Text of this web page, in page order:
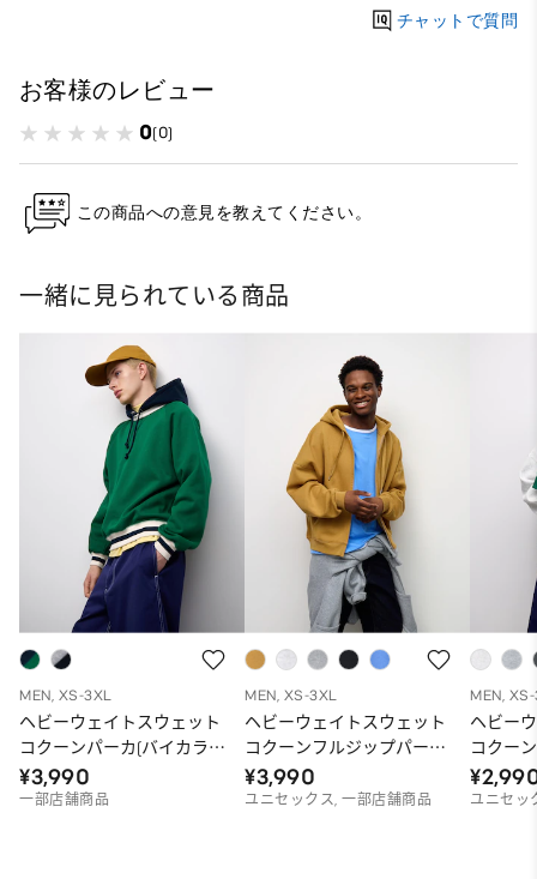
チャットで質問
お客様のレビュー
0(0)
この商品への意見を教えてください。
一緒に見られている商品
MEN, XS-3XL
ヘビーウェイトスウェット
コクーンパーカ(バイカラ
ー)ST（オーバーサイズフィ
ット）
¥3,990
一部店舗商品
MEN, XS-3XL
ヘビーウェイトスウェット
コクーンフルジップパーカ
ST（オーバーサイズフィッ
ト）
¥3,990
ユニセックス, 一部店舗商品
MEN,
ヘビー
コクー
ーサイ
ユニセッ